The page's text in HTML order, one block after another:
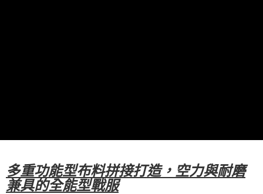
多重功能型 布料拼接打造， 空力與耐磨
兼具的全能型戰服